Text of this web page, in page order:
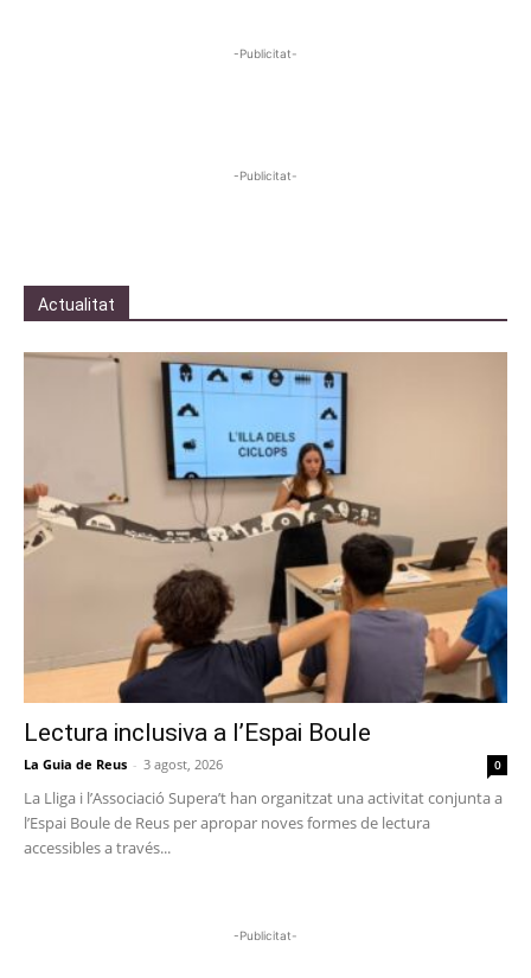
-Publicitat-
-Publicitat-
Actualitat
Lectura inclusiva a l’Espai Boule
La Guia de Reus - 3 agost, 2026 0
La Lliga i l’Associació Supera’t han organitzat una activitat conjunta a
l’Espai Boule de Reus per apropar noves formes de lectura
accessibles a través...
-Publicitat-